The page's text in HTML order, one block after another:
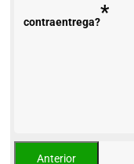
contraentrega?*